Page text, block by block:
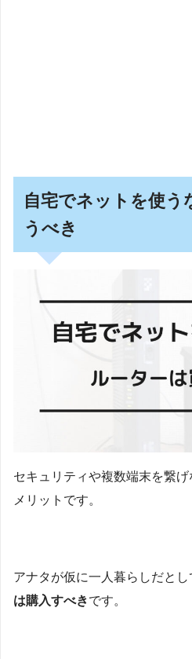
自宅でネットを使う
うべき
セキュリティや複数端末を繋
メリットです。
アナタが仮に一人暮らしだとし
は購入すべきです。